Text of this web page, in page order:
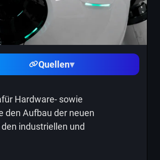
Quellen▾
Hardware- sowie
den Aufbau der neuen
industriellen und